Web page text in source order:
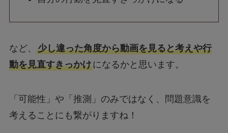
など、
少し違った角度から動画を見ると考えや行
動を見直すきっかけ になるかと思います。
「可能性」や「推測」のみではなく、問題意識を
考えることにも繋がりますね！